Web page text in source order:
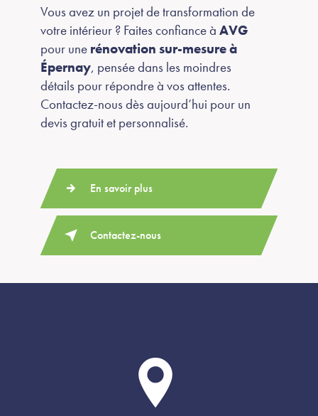
Vous avez un projet de transformation de
votre intérieur ? Faites confiance à AVG
pour une rénovation sur-mesure à
Épernay, pensée dans les moindres
détails pour répondre à vos attentes.
Contactez-nous dès aujourd’hui pour un
devis gratuit et personnalisé.
En savoir plus
Contactez-nous